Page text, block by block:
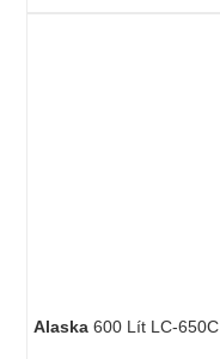
Alaska 600 Lít LC-650C